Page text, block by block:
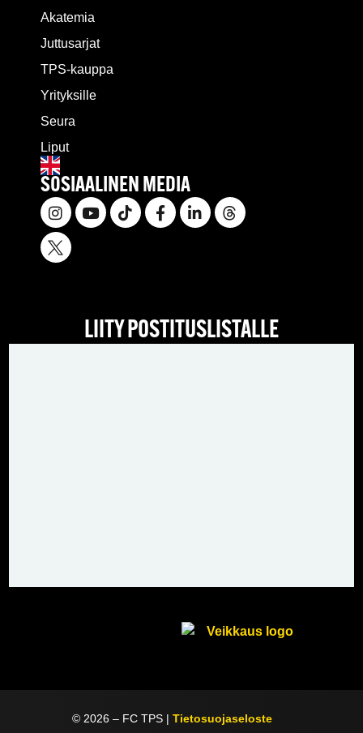
Akatemia
Juttusarjat
TPS-kauppa
Yrityksille
Seura
Liput
SOSIAALINEN MEDIA
LIITY POSTITUSLISTALLE
© 2026 – FC TPS |Tietosuojaseloste